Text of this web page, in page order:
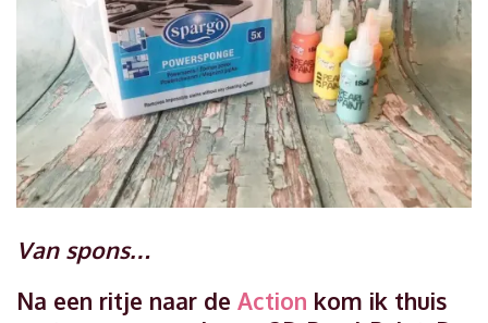
Van spons…
Na een ritje naar de Action kom ik thuis